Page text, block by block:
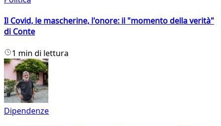
Il Covid, le mascherine, l'onore: il "momento della verità"
di Conte
1 min di lettura
Dipendenze